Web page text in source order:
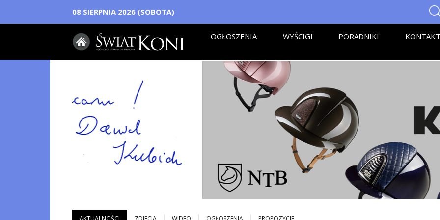
08 SIERPNIA 2026 (SOBOTA)
OGŁOSZENIA WYŚCIGI PORADNIKI KONTAKT
AKTUALNOŚCI ZDJECIA WIDEO OGŁOSZENIA PROPOZYCJE